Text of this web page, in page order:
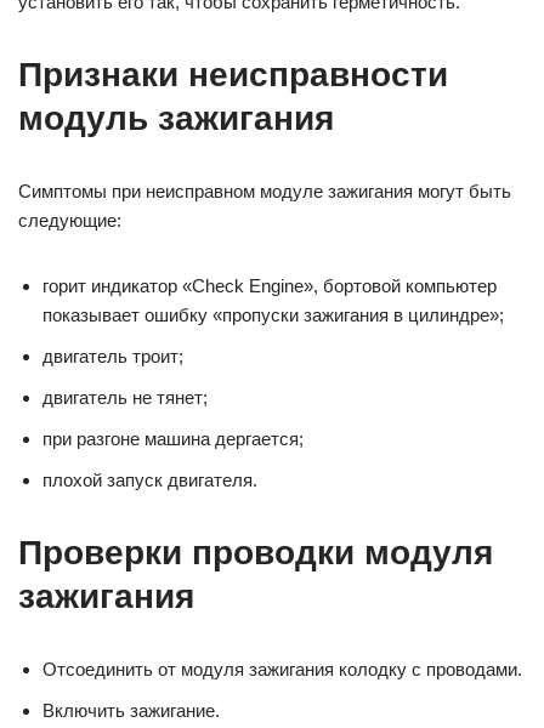
Признаки неисправности
модуль зажигания
Симптомы при неисправном модуле зажигания могут быть
следующие:
горит индикатор «Check Engine», бортовой компьютер
показывает ошибку «пропуски зажигания в цилиндре»;
двигатель троит;
двигатель не тянет;
при разгоне машина дергается;
плохой запуск двигателя.
Проверки проводки модуля
зажигания
Отсоединить от модуля зажигания колодку с проводами.
Включить зажигание.